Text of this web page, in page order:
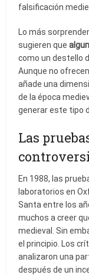
falsificación
Lo más
sugieren que
como un destello
Aunque no
añade una
de la época
generar este tipo
Las
En 1988, las
laboratorios en
Santa entre los
muchos a creer
medieval. Sin
el principio. Los
analizaron una
después de un